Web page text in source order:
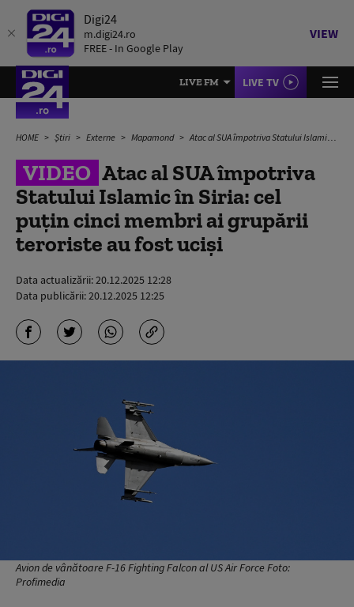
Digi24
m.digi24.ro
FREE - In Google Play
VIEW
LIVE FM LIVE TV
HOME Știri Externe Mapamond Atac al SUA împotriva Statului Islamic în Siria: cel puțin cinci membri ai grupării teroriste au fost uciși
VIDEO Atac al SUA împotriva
Statului Islamic în Siria: cel
puțin cinci membri ai grupării
teroriste au fost uciși
Data actualizării:20.12.2025 12:28
Data publicării:20.12.2025 12:25
Avion de vânătoare F-16 Fighting Falcon al US Air Force Foto:
Profimedia